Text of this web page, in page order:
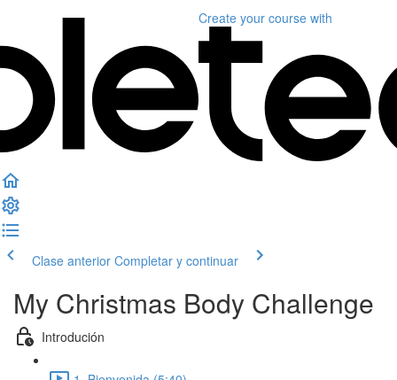
Create your course with
Clase anterior Completar y continuar
My Christmas Body Challenge
Introdución